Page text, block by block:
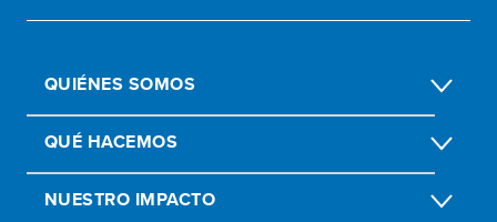
QUIÉNES SOMOS
QUÉ HACEMOS
NUESTRO IMPACTO